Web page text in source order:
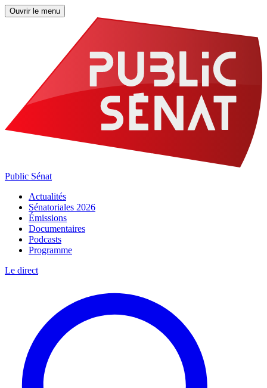
Ouvrir le menu
Public Sénat
Actualités
Sénatoriales 2026
Émissions
Documentaires
Podcasts
Programme
Le direct